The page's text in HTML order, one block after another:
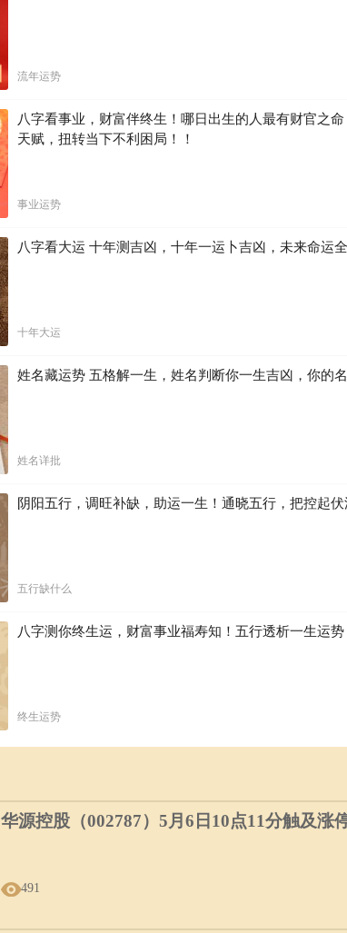
流年运势
八字看事业，财富伴终生！哪日出生的人最有财官之
天赋，扭转当下不利困局！！
事业运势
八字看大运 十年测吉凶，十年一运卜吉凶，未来命运全
十年大运
姓名藏运势 五格解一生，姓名判断你一生吉凶，你的
姓名详批
阴阳五行，调旺补缺，助运一生！通晓五行，把控起
五行缺什么
八字测你终生运，财富事业福寿知！五行透析一生运
终生运势
华源控股（002787）5月6日10点11分触及涨
491